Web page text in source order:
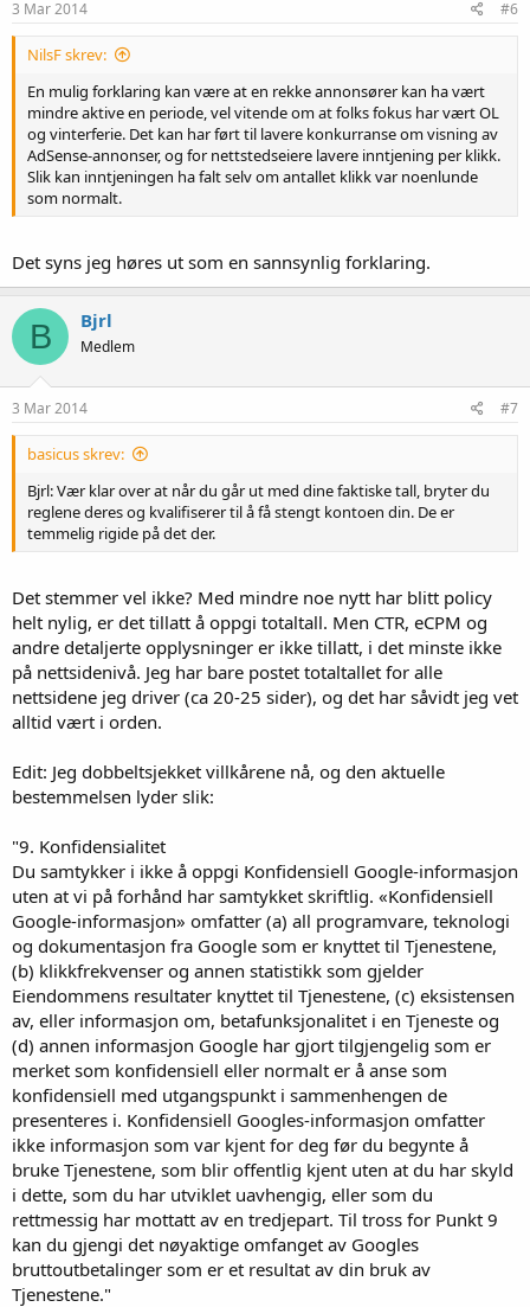
3 Mar 2014 #6
NilsF skrev:
En mulig forklaring kan være at en rekke annonsører kan ha vært
mindre aktive en periode, vel vitende om at folks fokus har vært OL
og vinterferie. Det kan har ført til lavere konkurranse om visning av
AdSense-annonser, og for nettstedseiere lavere inntjening per klikk.
Slik kan inntjeningen ha falt selv om antallet klikk var noenlunde
som normalt.
Det syns jeg høres ut som en sannsynlig forklaring.
B Bjrl
Medlem
3 Mar 2014 #7
basicus skrev:
Bjrl: Vær klar over at når du går ut med dine faktiske tall, bryter du
reglene deres og kvalifiserer til å få stengt kontoen din. De er
temmelig rigide på det der.
Det stemmer vel ikke? Med mindre noe nytt har blitt policy
helt nylig, er det tillatt å oppgi totaltall. Men CTR, eCPM og
andre detaljerte opplysninger er ikke tillatt, i det minste ikke
på nettsidenivå. Jeg har bare postet totaltallet for alle
nettsidene jeg driver (ca 20-25 sider), og det har såvidt jeg vet
alltid vært i orden.
Edit: Jeg dobbeltsjekket villkårene nå, og den aktuelle
bestemmelsen lyder slik:
"9. Konfidensialitet
Du samtykker i ikke å oppgi Konfidensiell Google-informasjon
uten at vi på forhånd har samtykket skriftlig. «Konfidensiell
Google-informasjon» omfatter (a) all programvare, teknologi
og dokumentasjon fra Google som er knyttet til Tjenestene,
(b) klikkfrekvenser og annen statistikk som gjelder
Eiendommens resultater knyttet til Tjenestene, (c) eksistensen
av, eller informasjon om, betafunksjonalitet i en Tjeneste og
(d) annen informasjon Google har gjort tilgjengelig som er
merket som konfidensiell eller normalt er å anse som
konfidensiell med utgangspunkt i sammenhengen de
presenteres i. Konfidensiell Googles-informasjon omfatter
ikke informasjon som var kjent for deg før du begynte å
bruke Tjenestene, som blir offentlig kjent uten at du har skyld
i dette, som du har utviklet uavhengig, eller som du
rettmessig har mottatt av en tredjepart. Til tross for Punkt 9
kan du gjengi det nøyaktige omfanget av Googles
bruttoutbetalinger som er et resultat av din bruk av
Tjenestene."